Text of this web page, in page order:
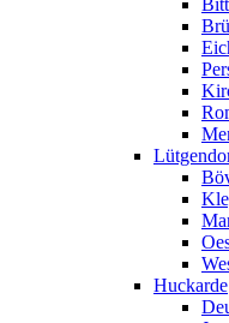
Huckarde